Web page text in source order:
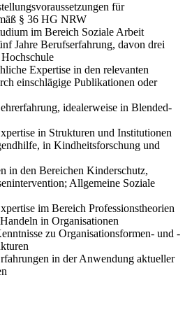
für
§ 36 HG NRW
im Bereich Soziale Arbeit
Jahre Berufserfahrung, davon drei
Expertise in den relevanten
einschlägige Publikationen oder
idealerweise in Blended-
in Strukturen und Institutionen
in Kindheitsforschung und
in den Bereichen Kinderschutz,
Allgemeine Soziale
im Bereich Professionstheorien
in Organisationen
zu Organisationsformen- und -
in der Anwendung aktueller